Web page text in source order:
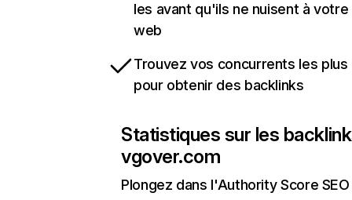
les avant qu'ils ne nuisent à
web
Trouvez vos concurrents les
pour obtenir des backlinks
Statistiques sur les
vgover.com
Plongez dans l'Authority Score